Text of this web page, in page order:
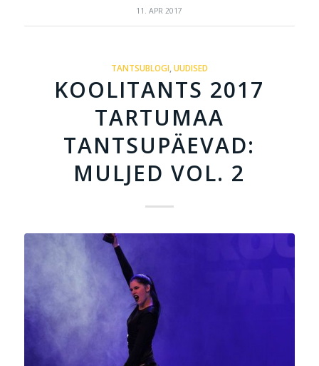
11. APR 2017
TANTSUBLOGI,UUDISED
KOOLITANTS 2017
TARTUMAA
TANTSUPÄEVAD:
MULJED VOL. 2